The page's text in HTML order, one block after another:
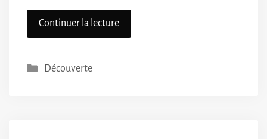
Continuer la lecture
Catégories
Découverte